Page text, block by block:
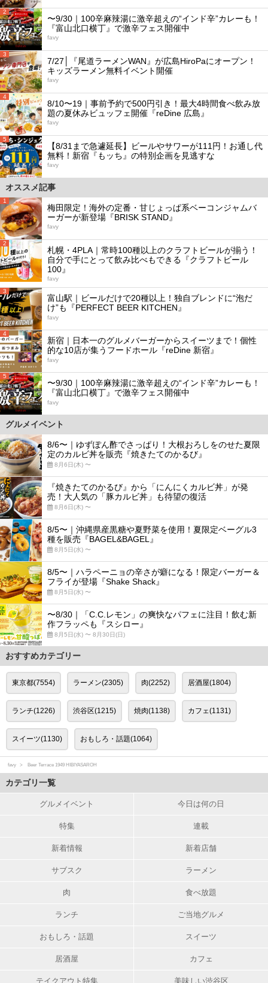
2
〜9/30｜100辛麻辣湯に激辛超えの“インド辛”カレーも！
『富山北口横丁』で激辛フェス開催中
favy
3
7/27│『尾道ラーメンWAN』が広島HiroPaにオープン！
キッズラーメン無料イベント開催
favy
4
8/10〜19｜事前予約で500円引き！最大4時間食べ飲み放
題の夏休みビュッフェ開催『reDine 広島』
favy
5
【8/31まで急遽延長】ビールやサワーが111円！お通し代
無料！新宿『もッち』の特別企画を見逃すな
favy
オススメ記事
1
梅田限定！海外の定番・甘じょっぱ系ベーコンジャムバ
ーガーが新登場『BRISK STAND』
favy
2
札幌・4PLA｜常時100種以上のクラフトビールが揃う！
自分で手にとって飲み比べもできる『クラフトビール
100』
favy
3
富山駅｜ビールだけで20種以上！独自ブレンドに“泡だ
け”も『PERFECT BEER KITCHEN』
favy
4
新宿｜日本一のグルメバーガーからスイーツまで！個性
的な10店が集うフードホール『reDine 新宿』
favy
5
〜9/30｜100辛麻辣湯に激辛超えの“インド辛”カレーも！
『富山北口横丁』で激辛フェス開催中
favy
グルメイベント
8/6〜｜ゆずぽん酢でさっぱり！大根おろしをのせた夏限
定のカルビ丼を販売『焼きたてのかるび』
8月6日(木) 〜
『焼きたてのかるび』から「にんにくカルビ丼」が発
売！大人気の「豚カルビ丼」も待望の復活
8月6日(木) 〜
8/5〜｜沖縄県産黒糖や夏野菜を使用！夏限定ベーグル3
種を販売『BAGEL&BAGEL』
8月5日(水) 〜
8/5〜｜ハラペーニョの辛さが癖になる！限定バーガー＆
フライが登場『Shake Shack』
8月5日(水) 〜
〜8/30｜「C.C.レモン」の爽快なパフェに注目！飲む新
作フラッペも『スシロー』
8月5日(水) 〜 8月30日(日)
おすすめカテゴリー
東京都(7554) ラーメン(2305) 肉(2252) 居酒屋(1804)
ランチ(1226) 渋谷区(1215) 焼肉(1138) カフェ(1131)
スイーツ(1130) おもしろ・話題(1064)
favy Beer Terrace 1949 HIBIYASAROH
カテゴリ一覧
グルメイベント 今日は何の日
特集 連載
新着情報 新着店舗
サブスク ラーメン
肉 食べ放題
ランチ ご当地グルメ
おもしろ・話題 スイーツ
居酒屋 カフェ
テイクアウト特集 美味しい渋谷区